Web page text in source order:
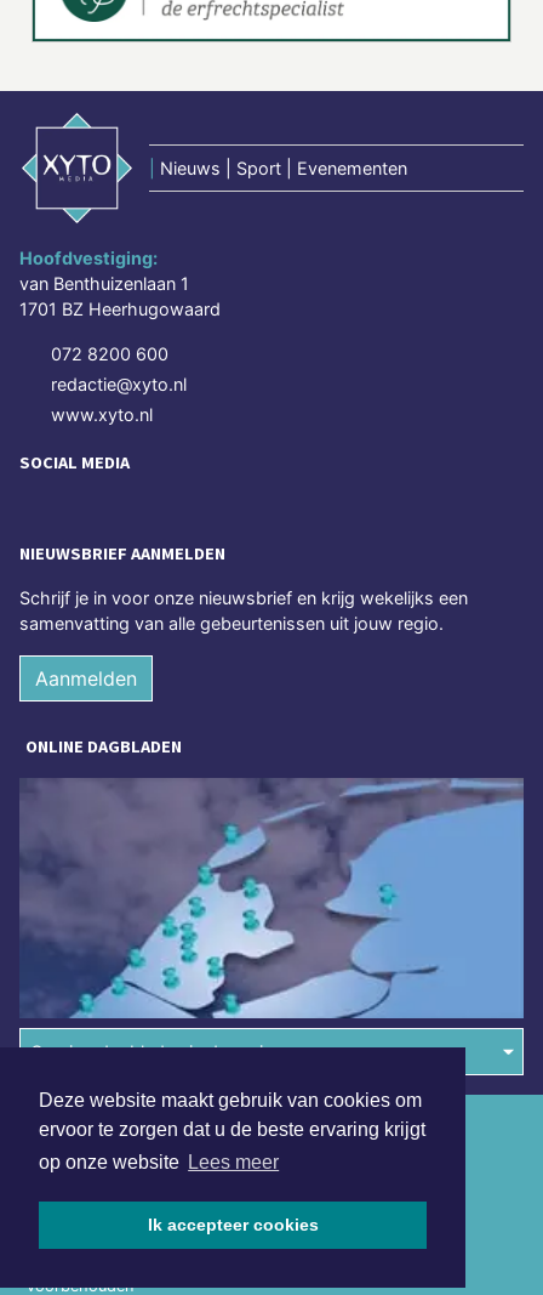
Deze website maakt gebruik van cookies om
ervoor te zorgen dat u de beste ervaring krijgt
op onze website Lees meer
Ik accepteer cookies
Nieuws | Sport | Evenementen
Hoofdvestiging:
van Benthuizenlaan 1
1701 BZ Heerhugowaard
072 8200 600
redactie@xyto.nl
www.xyto.nl
SOCIAL MEDIA
NIEUWSBRIEF AANMELDEN
Schrijf je in voor onze nieuwsbrief en krijg wekelijks een
samenvatting van alle gebeurtenissen uit jouw regio.
Aanmelden
ONLINE DAGBLADEN
Overige dagbladen in de regio
voorbehouden
Algemene voorwaarden
Disclaimer